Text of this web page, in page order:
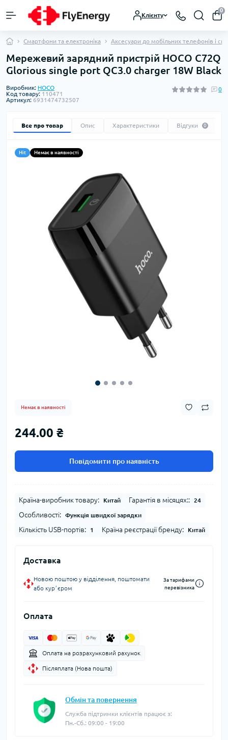
Клієнту
0
Смартфони та електроніка Аксесуари до мобільних телефонів і
Мережевий зарядний пристрій HOCO C72Q
Glorious single port QC3.0 charger 18W Black
Виробник: HOCO
Код товару: 110471
Артикул: 6931474732507
0
Все про товар Опис Характеристики Відгуки 0
Hit Немає в наявності
Немає в наявності
244.00 ₴
Повідомити про наявність
Країна-виробник товару: Китай Гарантія в місяцях:: 24
Особливості: Функція швидкої зарядки
Кількість USB-портів: 1 Країна реєстрації бренду: Китай
Доставка
Новою поштою у відділення, поштомати
або курʼєром
За тарифами
перевізника
Оплата
Оплата на розрахунковий рахунок
Післяплата (Нова пошта)
Обмін та повернення
Служба підтримки клієнтів працює з:
Пн.-Сб.: 09:00 - 19:00